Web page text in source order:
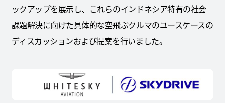
ックアップを展示し、これらのインドネシア特有の社会
課題解決に向けた具体的な空飛ぶクルマのユースケースの
ディスカッションおよび提案を行いました。